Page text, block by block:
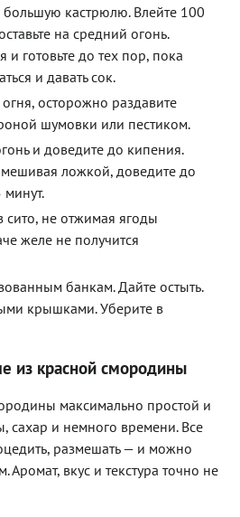
кастрюлю. Влейте 100
на средний огонь.
готовьте до тех пор, пока
и давать сок.
осторожно раздавите
шумовки или пестиком.
и доведите до кипения.
ложкой, доведите до
сито, не отжимая ягоды
желе не получится
банкам. Дайте остыть.
крышками. Уберите в
из красной смородины
максимально простой и
сахар и немного времени. Все
размешать — и можно
Аромат, вкус и текстура точно не